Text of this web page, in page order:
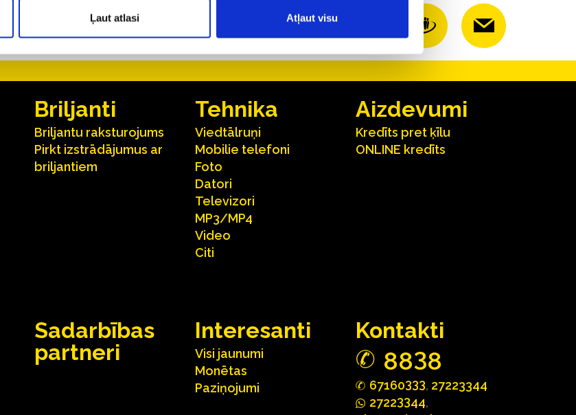
Ļaut atlasi Atļaut visu
8838
27223344
Briljanti
Briljantu raksturojums
Pirkt izstrādājumus ar
briljantiem
Tehnika
Viedtālruņi
Mobilie telefoni
Foto
Datori
Televizori
MP3/MP4
Video
Citi
Aizdevumi
Kredīts pret ķīlu
ONLINE kredīts
Sadarbības
partneri
Interesanti
Visi jaunumi
Monētas
Paziņojumi
Kontakti
8838
67160333, 27223344
27223344,